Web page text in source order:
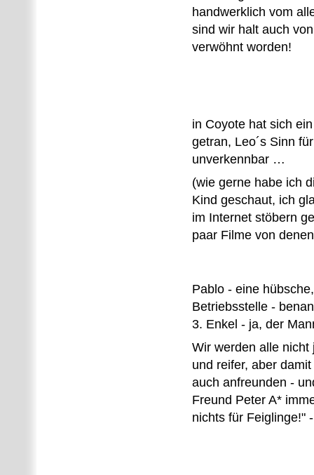
handwerklich vom
sind wir halt auch
verwöhnt worden!
in Coyote hat sich
getran, Leo´s Sinn
unverkennbar …
(wie gerne habe ich
Kind geschaut, ich
im Internet stöbern
paar Filme von
Pablo - eine
Betriebsstelle -
3. Enkel - ja, der
Wir werden alle nicht
und reifer, aber
auch anfreunden -
Freund Peter A*
nichts für Feiglinge!"